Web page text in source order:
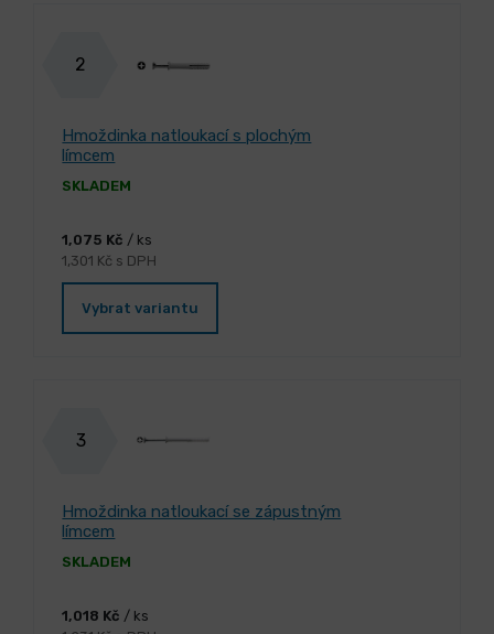
2
Hmoždinka natloukací s plochým
límcem
SKLADEM
1,075 Kč / ks
1,301 Kč s DPH
Vybrat variantu
3
Hmoždinka natloukací se zápustným
límcem
SKLADEM
1,018 Kč / ks